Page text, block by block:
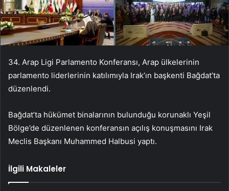
34. Arap Ligi Parlamento Konferansı, Arap ülkelerinin
parlamento liderlerinin katılımıyla Irak’ın başkenti Bağdat’ta
düzenlendi.
Bağdat’ta hükümet binalarının bulunduğu korunaklı Yeşil
Bölge’de düzenlenen konferansın açılış konuşmasını Irak
Meclis Başkanı Muhammed Halbusi yaptı.
İlgili Makaleler